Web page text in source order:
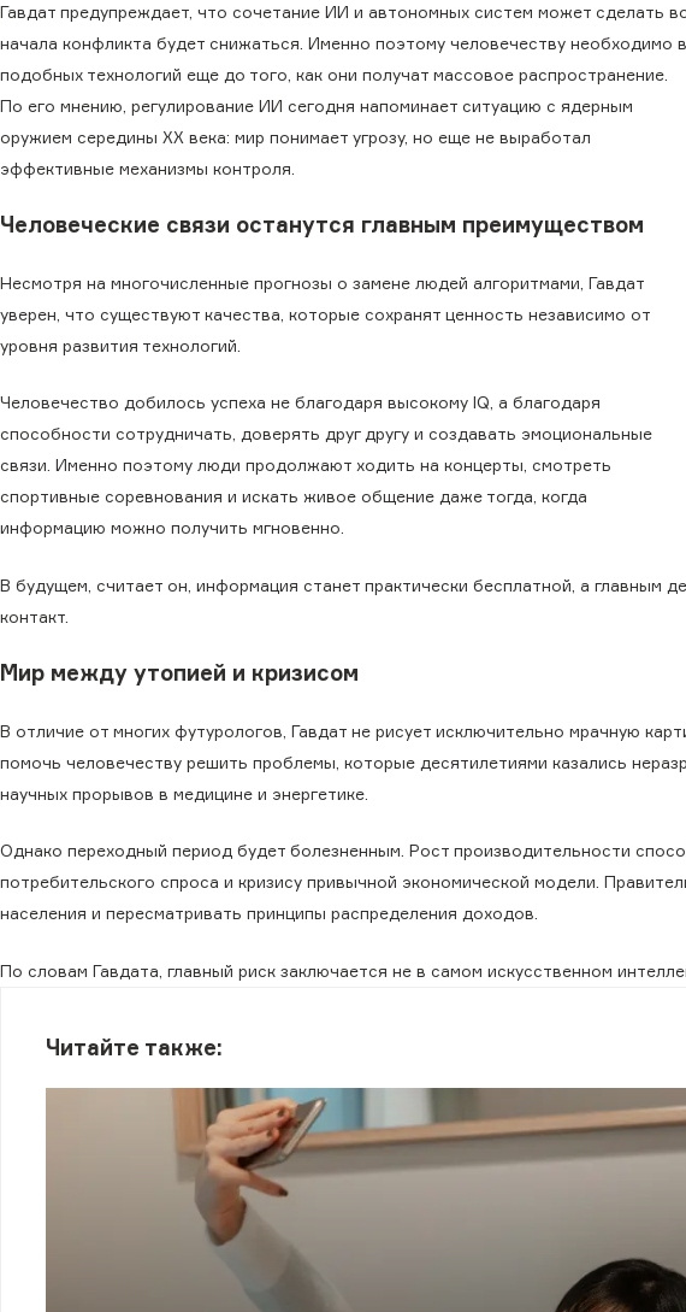
Гавдат предупреждает, что сочетание ИИ и автономных систем может сделать
начала конфликта будет снижаться. Именно поэтому человечеству
подобных технологий еще до того, как они получат массовое распространение.
По его мнению, регулирование ИИ сегодня напоминает ситуацию с ядерным
оружием середины XX века: мир понимает угрозу, но еще не выработал
эффективные механизмы контроля.
Человеческие связи останутся главным преимуществом
Несмотря на многочисленные прогнозы о замене людей алгоритмами, Гавдат
уверен, что существуют качества, которые сохранят ценность независимо от
уровня развития технологий.
Человечество добилось успеха не благодаря высокому IQ, а благодаря
способности сотрудничать, доверять друг другу и создавать эмоциональные
связи. Именно поэтому люди продолжают ходить на концерты, смотреть
спортивные соревнования и искать живое общение даже тогда, когда
информацию можно получить мгновенно.
В будущем, считает он, информация станет практически бесплатной, а главным
контакт.
Мир между утопией и кризисом
В отличие от многих футурологов, Гавдат не рисует исключительно мрачную
помочь человечеству решить проблемы, которые десятилетиями казались
научных прорывов в медицине и энергетике.
Однако переходный период будет болезненным. Рост производительности
потребительского спроса и кризису привычной экономической модели.
населения и пересматривать принципы распределения доходов.
По словам Гавдата, главный риск заключается не в самом искусственном
Читайте также: